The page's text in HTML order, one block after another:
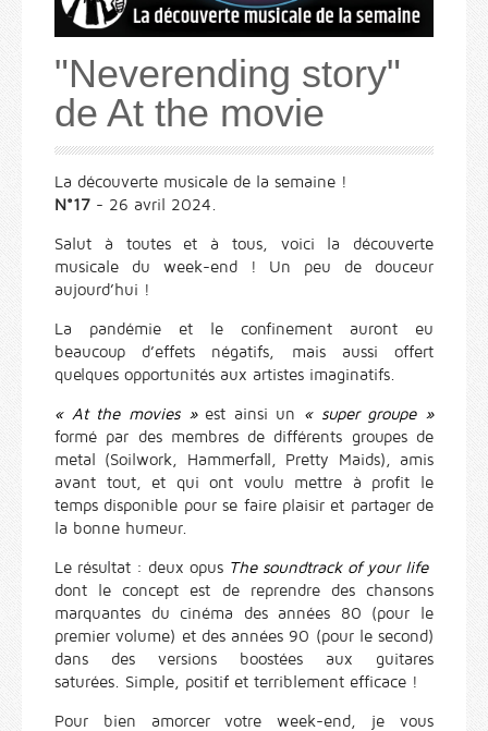
"Neverending story"
de At the movie
La découverte musicale de la semaine !
N°17 - 26 avril 2024.
Salut à toutes et à tous, voici la découverte
musicale du week-end ! Un peu de douceur
aujourd’hui !
La pandémie et le confinement auront eu
beaucoup d’effets négatifs, mais aussi offert
quelques opportunités aux artistes imaginatifs.
« At the movies »est ainsi un « super groupe »
formé par des membres de différents groupes de
metal (Soilwork, Hammerfall, Pretty Maids), amis
avant tout, et qui ont voulu mettre à profit le
temps disponible pour se faire plaisir et partager de
la bonne humeur.
Le résultat : deux opus The soundtrack of your life
dont le concept est de reprendre des chansons
marquantes du cinéma des années 80 (pour le
premier volume) et des années 90 (pour le second)
dans des versions boostées aux guitares
saturées. Simple, positif et terriblement efficace !
Pour bien amorcer votre week-end, je vous